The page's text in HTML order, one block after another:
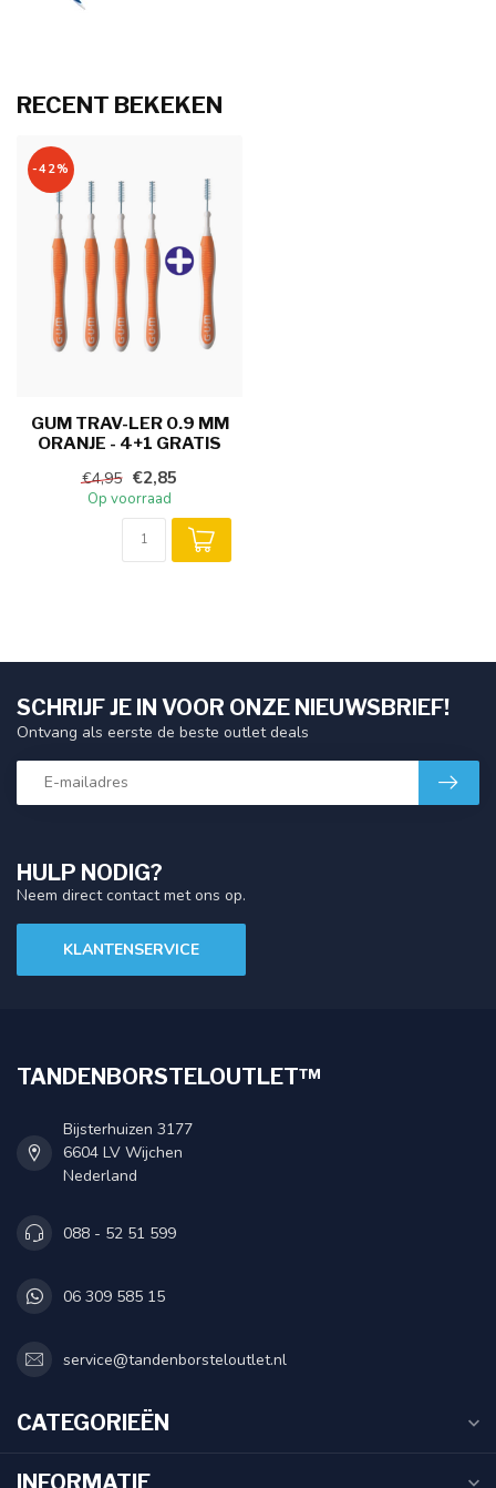
RECENT BEKEKEN
-42%
GUM TRAV-LER 0.9 MM
ORANJE - 4+1 GRATIS
€4,95 €2,85
Op voorraad
HULP NODIG?
Neem direct contact met ons op.
KLANTENSERVICE
SCHRIJF JE IN VOOR ONZE NIEUWSBRIEF!
Ontvang als eerste de beste outlet deals
TANDENBORSTELOUTLET™
Bijsterhuizen 3177
6604 LV Wijchen
Nederland
088 - 52 51 599
06 309 585 15
service@tandenborsteloutlet.nl
CATEGORIEËN